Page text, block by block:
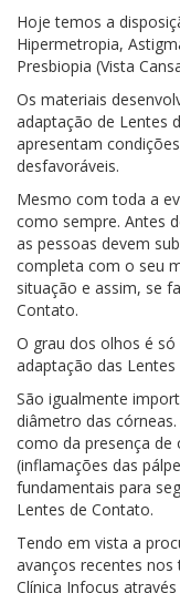
Hoje temos a
Hipermetropia,
Presbiopia (Vista
Os materiais
adaptação de Lentes
apresentam
desfavoráveis.
Mesmo com toda a
como sempre. Antes
as pessoas devem
completa com o seu
situação e assim, se
Contato.
O grau dos olhos é
adaptação das
São igualmente
diâmetro das
como da presença de
(inflamações das
fundamentais para
Lentes de Contato.
Tendo em vista a
avanços recentes
Clínica Infocus